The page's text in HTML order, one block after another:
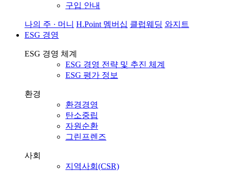
구입 안내
나의 주 · 머니 H.Point 멤버십 클럽웨딩 와지트
ESG 경영
ESG 경영 체계
ESG 경영 전략 및 추진 체계
ESG 평가 정보
환경
환경경영
탄소중립
자원순환
그린프렌즈
사회
지역사회(CSR)